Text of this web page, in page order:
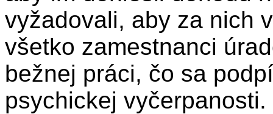
vyžadovali, aby za nich
všetko zamestnanci
bežnej práci, čo sa
psychickej vyčerpanosti.